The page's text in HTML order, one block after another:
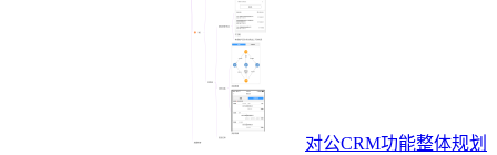
对公CRM功能整体规划